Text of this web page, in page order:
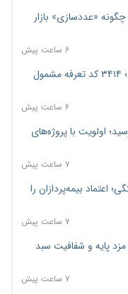
«عددسازی» بازار
۶ ساعت پیش
مسیر تأمین مواد اولیه صنایع تسهیل شد؛ ۳۴۱۴ کد تعرفه مشمول
۶ ساعت پیش
اولویت با پروژه‌های
۷ ساعت پیش
اعتماد بیمه‌پردازان را
۷ ساعت پیش
پایه و شفافیت سبد
۷ ساعت پیش